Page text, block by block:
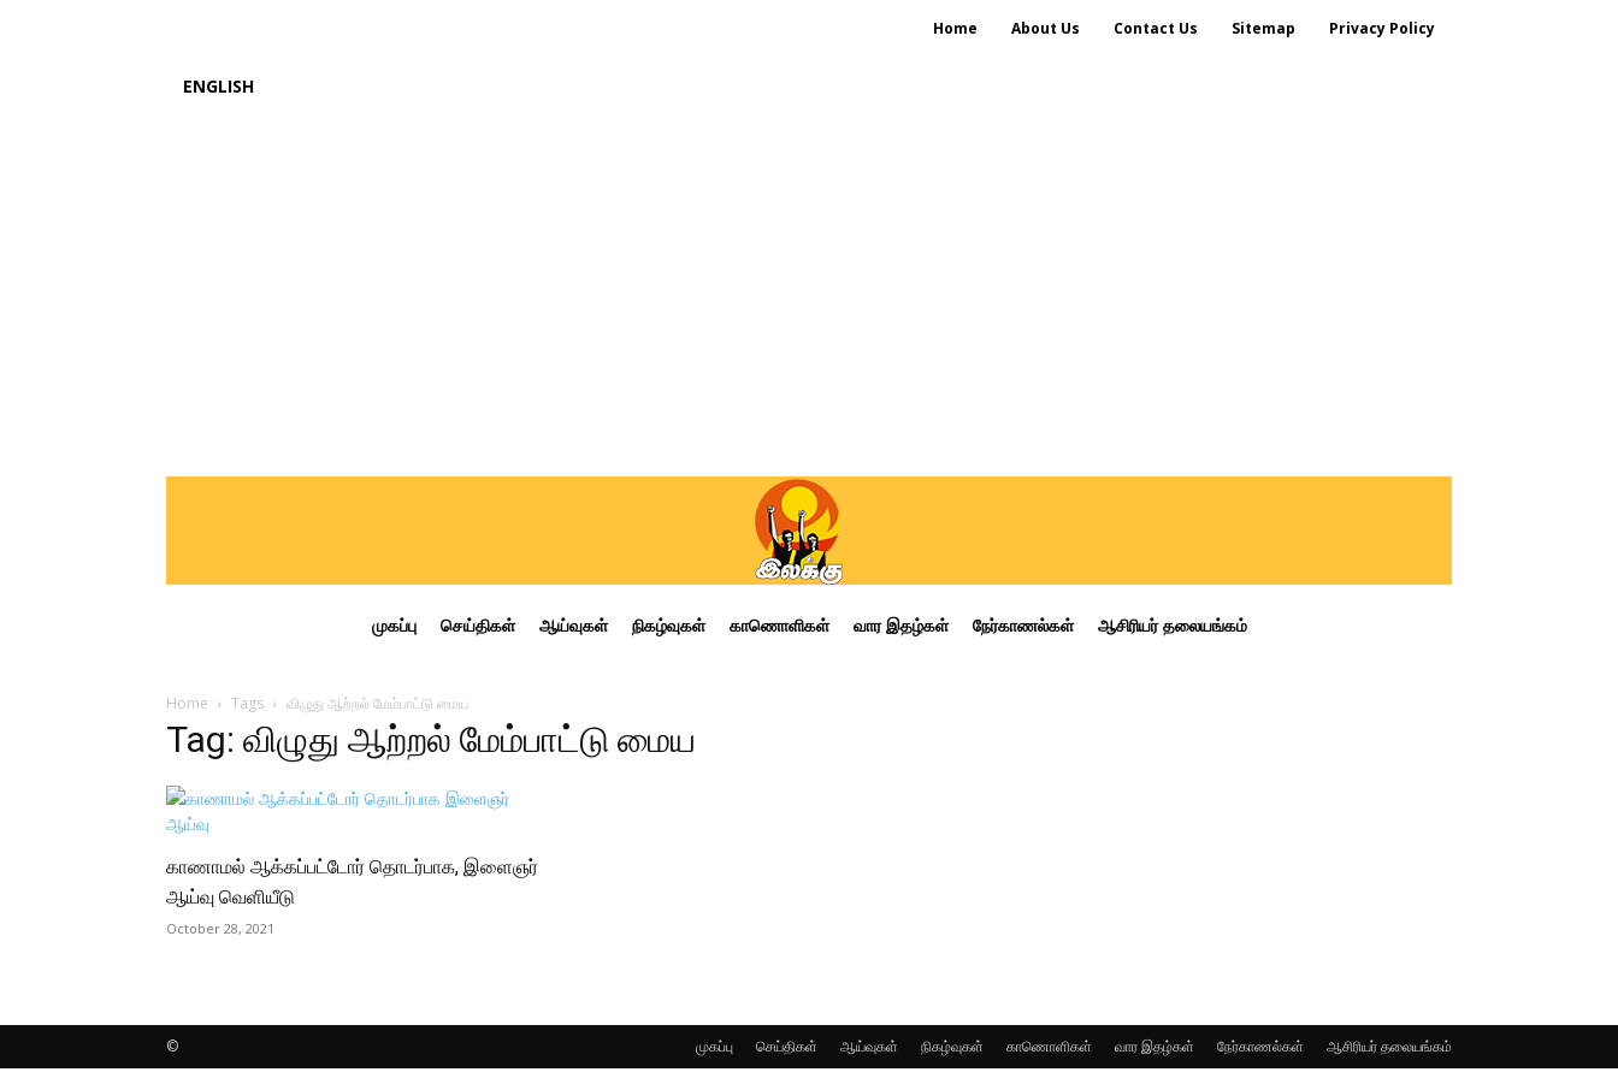
Home About Us Contact Us Sitemap Privacy Policy
ENGLISH
முகப்பு செய்திகள் ஆய்வுகள் நிகழ்வுகள் காணொளிகள் வார இதழ்கள் நேர்காணல்கள் ஆசிரியர் தலையங்கம்
Home Tags விழுது ஆற்றல் மேம்பாட்டு மைய
Tag: விழுது ஆற்றல் மேம்பாட்டு மைய
காணாமல் ஆக்கப்பட்டோர் தொடர்பாக, இளைஞர்
ஆய்வு வெளியீடு
October 28, 2021
முகப்பு செய்திகள் ஆய்வுகள் நிகழ்வுகள் காணொளிகள் வார இதழ்கள் நேர்காணல்கள் ஆசிரியர் தலையங்கம்
©